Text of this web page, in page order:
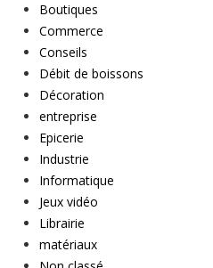
Boutiques
Commerce
Conseils
Débit de boissons
Décoration
entreprise
Epicerie
Industrie
Informatique
Jeux vidéo
Librairie
matériaux